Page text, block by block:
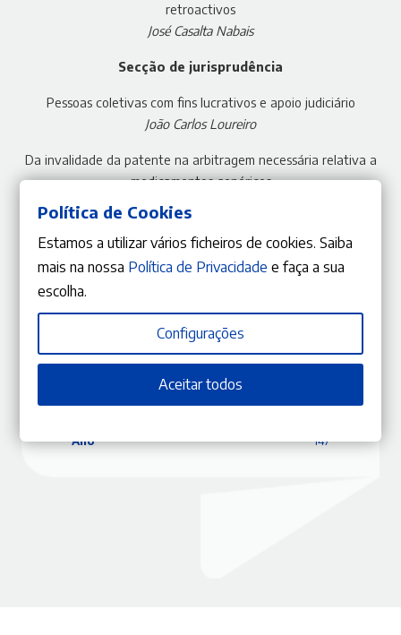
retroactivos
José Casalta Nabais
Secção de jurisprudência
Pessoas coletivas com fins lucrativos e apoio judiciário
João Carlos Loureiro
Da invalidade da patente na arbitragem necessária relativa a
medicamentos genéricos
Alexandre Libório Dias Pereira
Edição
Janeiro – Fevereiro 2018
Ano
147
Política de Cookies
Estamos a utilizar vários ficheiros de cookies. Saiba
mais na nossa Política de Privacidade e faça a sua
escolha.
Configurações
Aceitar todos